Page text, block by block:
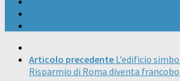
Articolo precedente L’edificio
Risparmio di Roma diventa